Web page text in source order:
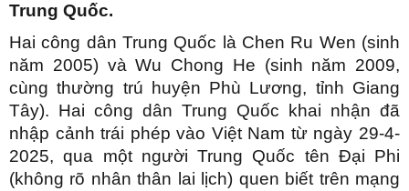
Trung Quốc.
Hai công dân Trung Quốc là Chen Ru Wen (sinh
năm 2005) và Wu Chong He (sinh năm 2009,
cùng thường trú huyện Phù Lương, tỉnh Giang
Tây). Hai công dân Trung Quốc khai nhận đã
nhập cảnh trái phép vào Việt Nam từ ngày 29-4-
2025, qua một người Trung Quốc tên Đại Phi
(không rõ nhân thân lai lịch) quen biết trên mạng